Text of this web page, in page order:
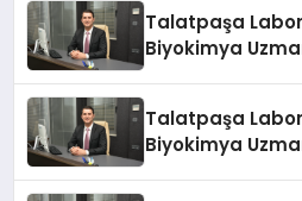
Talatpaşa
Biyokimya
Talatpaşa
Biyokimya